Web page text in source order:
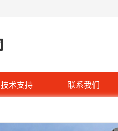
技术支持 联系我们